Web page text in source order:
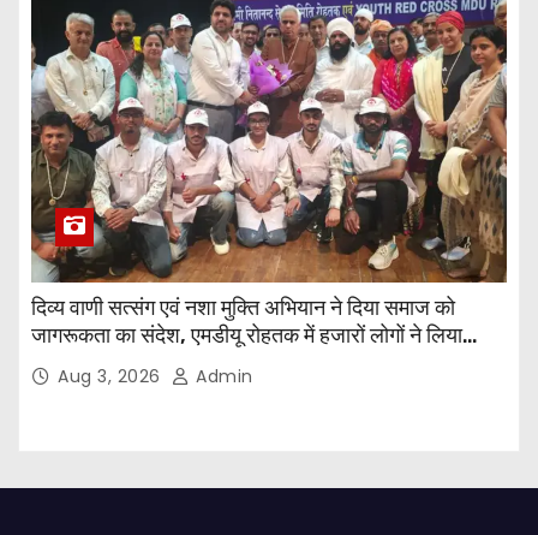
दिव्य वाणी सत्संग एवं नशा मुक्ति अभियान ने दिया समाज को
जागरूकता का संदेश, एमडीयू रोहतक में हजारों लोगों ने लिया
संकल्पAug 3, 2026 Admin